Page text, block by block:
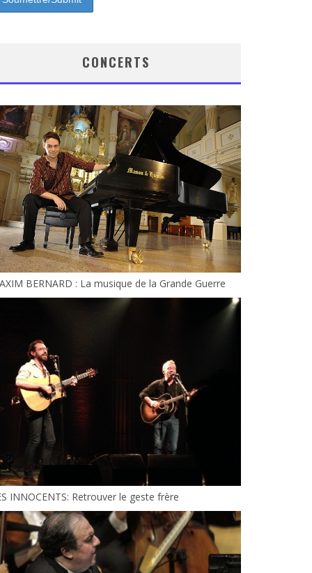
CONCERTS
BERNARD : La musique de la Grande Guerre
INNOCENTS: Retrouver le geste frère